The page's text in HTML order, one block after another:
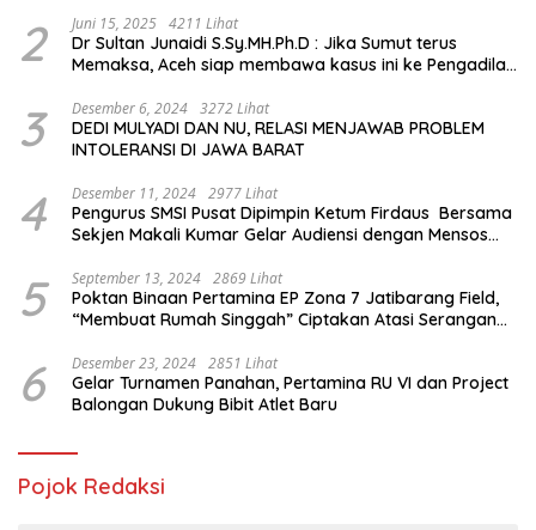
2 Juni 15, 2025 4211 Lihat
Dr Sultan Junaidi S.Sy.MH.Ph.D : Jika Sumut terus
Memaksa, Aceh siap membawa kasus ini ke Pengadilan
3 Desember 6, 2024 3272 Lihat
DEDI MULYADI DAN NU, RELASI MENJAWAB PROBLEM
INTOLERANSI DI JAWA BARAT
4 Desember 11, 2024 2977 Lihat
Pengurus SMSI Pusat Dipimpin Ketum Firdaus Bersama
Sekjen Makali Kumar Gelar Audiensi dengan Mensos
5 September 13, 2024 2869 Lihat
Poktan Binaan Pertamina EP Zona 7 Jatibarang Field,
“Membuat Rumah Singgah” Ciptakan Atasi Serangan
6 Desember 23, 2024 2851 Lihat
Gelar Turnamen Panahan, Pertamina RU VI dan Project
Balongan Dukung Bibit Atlet Baru
Pojok Redaksi